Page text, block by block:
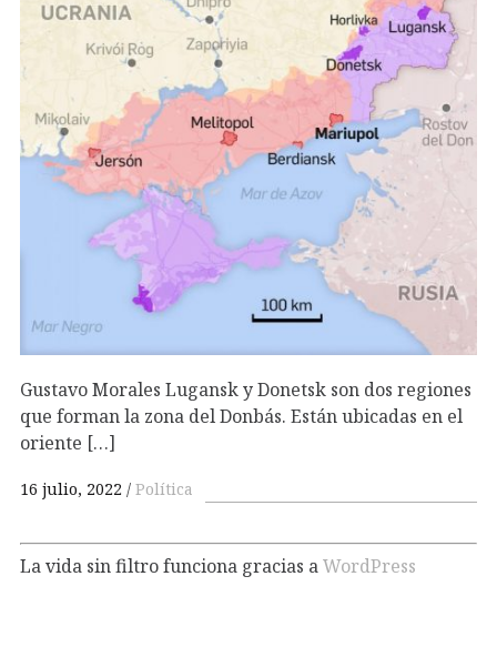
Gustavo Morales Lugansk y Donetsk son dos regiones
que forman la zona del Donbás. Están ubicadas en el
oriente […]
16 julio, 2022 Política
La vida sin filtro funciona gracias aWordPress